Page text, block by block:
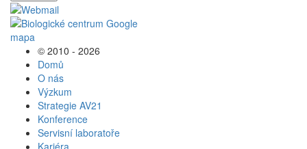
© 2010 - 2026
Domů
O nás
Výzkum
Strategie AV21
Konference
Servisní laboratoře